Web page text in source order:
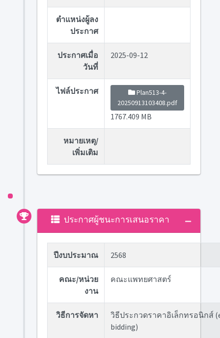
ตำแหน่งผู้ลง
ประกาศ
ประกาศเมื่อ
วันที่
2025-09-12
ไฟล์ประกาศ
Plan513-4-
20250913103408.pdf
1767.409 MB
หมายเหตุ/
เพิ่มเติม
ประกาศผู้ชนะการเสนอราคา
ปีงบประมาณ 2568
คณะ/หน่วย
งาน
คณะแพทยศาสตร์
วิธีการจัดหา
วิธีประกวดราคาอิเล็กทรอนิกส์
bidding)